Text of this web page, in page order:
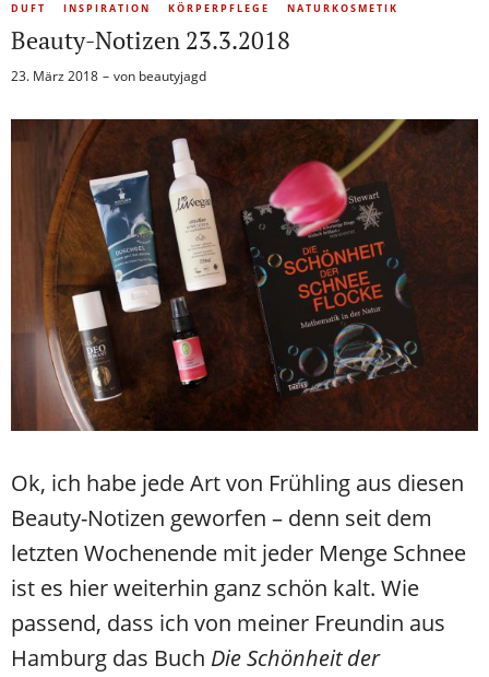
DUFT INSPIRATION KÖRPERPFLEGE NATURKOSMETIK
Beauty-Notizen 23.3.2018
23. März 2018 von beautyjagd
Ok, ich habe jede Art von Frühling aus diesen
Beauty-Notizen geworfen – denn seit dem
letzten Wochenende mit jeder Menge Schnee
ist es hier weiterhin ganz schön kalt. Wie
passend, dass ich von meiner Freundin aus
Hamburg das Buch Die Schönheit der